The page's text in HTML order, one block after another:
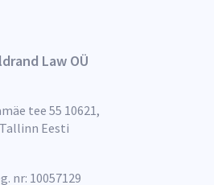
Law OÜ
tee 55 10621,
Tallinn Eesti
nr: 10057129